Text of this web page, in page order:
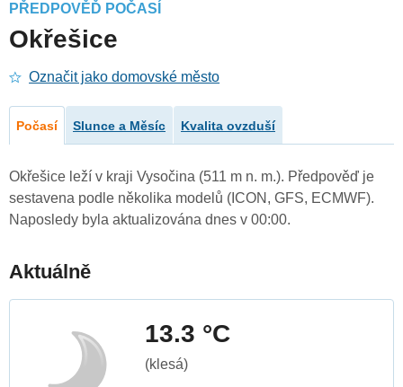
PŘEDPOVĚĎ POČASÍ
Okřešice
Označit jako domovské město
Počasí Slunce a Měsíc Kvalita ovzduší
Okřešice leží v kraji Vysočina (511 m n. m.). Předpověď je
sestavena podle několika modelů (ICON, GFS, ECMWF).
Naposledy byla aktualizována dnes v 00:00.
Aktuálně
13.3 °C
(klesá)